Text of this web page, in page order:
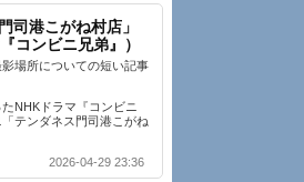
司港こがね村店」
コンビニ兄弟』）
場所についての短い記事
NHKドラマ『コンビニ
テンダネス門司港こがね
2026-04-29 23:36